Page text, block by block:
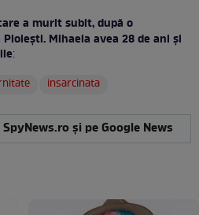
a murit subit, după o
Mihaela avea 28 de ani și
:
insarcinata
și pe Google News